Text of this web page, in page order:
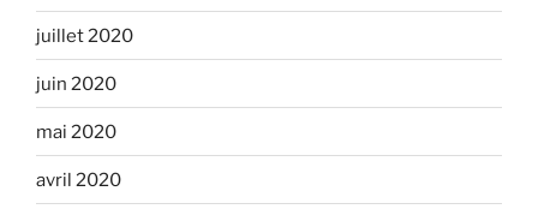
juillet 2020
juin 2020
mai 2020
avril 2020